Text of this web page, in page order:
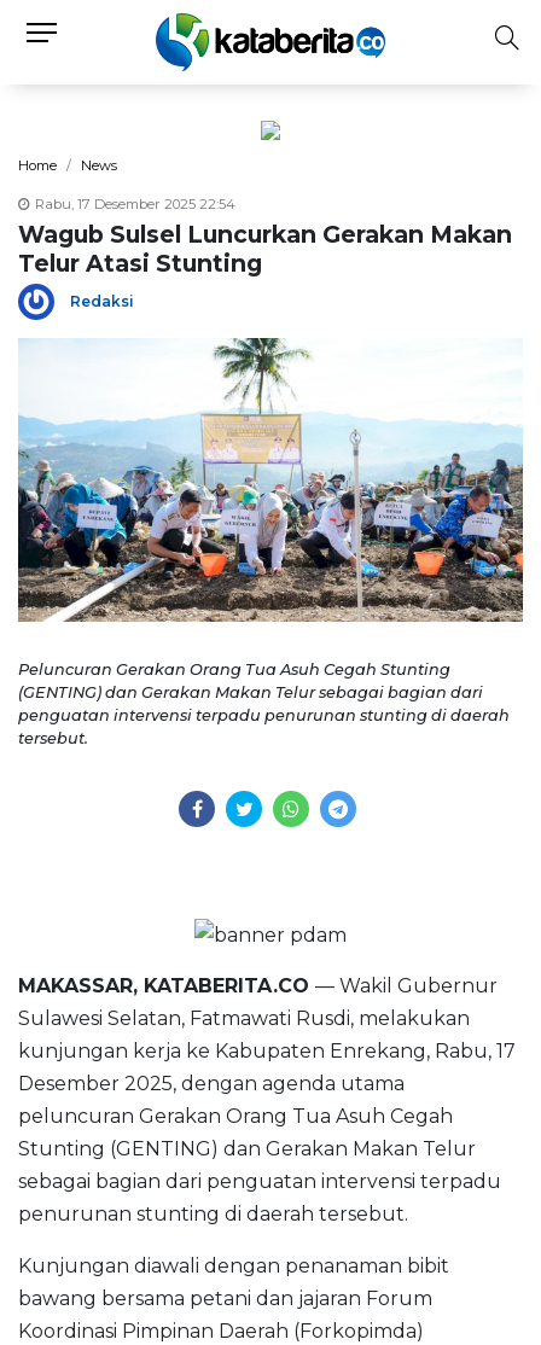
Home News
Rabu, 17 Desember 2025 22:54
Wagub Sulsel Luncurkan Gerakan Makan
Telur Atasi Stunting
Redaksi
Peluncuran Gerakan Orang Tua Asuh Cegah Stunting
(GENTING) dan Gerakan Makan Telur sebagai bagian dari
penguatan intervensi terpadu penurunan stunting di daerah
tersebut.
MAKASSAR, KATABERITA.CO — Wakil Gubernur
Sulawesi Selatan, Fatmawati Rusdi, melakukan
kunjungan kerja ke Kabupaten Enrekang, Rabu, 17
Desember 2025, dengan agenda utama
peluncuran Gerakan Orang Tua Asuh Cegah
Stunting (GENTING) dan Gerakan Makan Telur
sebagai bagian dari penguatan intervensi terpadu
penurunan stunting di daerah tersebut.
Kunjungan diawali dengan penanaman bibit
bawang bersama petani dan jajaran Forum
Koordinasi Pimpinan Daerah (Forkopimda)